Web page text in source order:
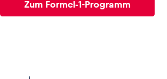
Zum Formel-1-Programm